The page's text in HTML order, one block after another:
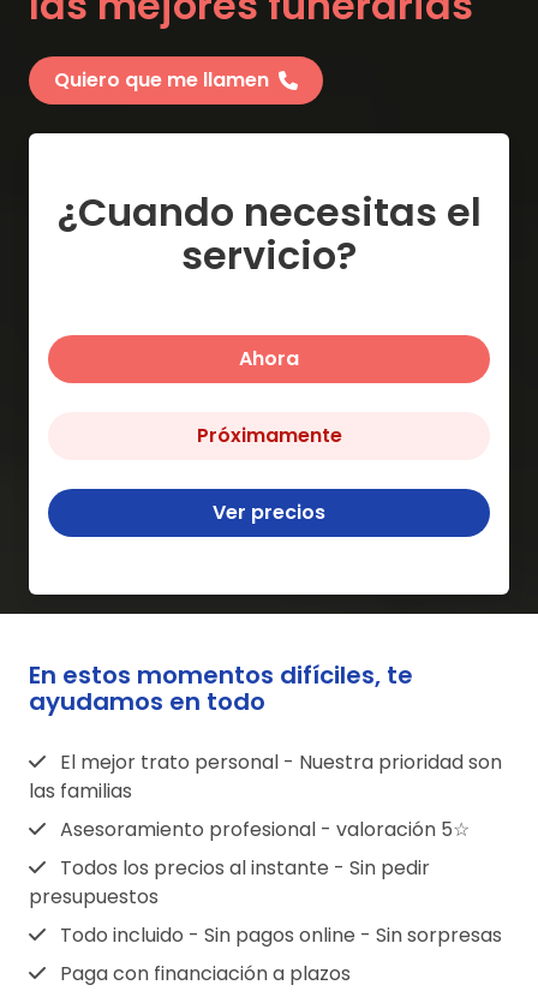
Quiero que me llamen
¿Cuando necesitas el
servicio?
Ahora
Próximamente
Ver precios
En estos momentos difíciles, te
ayudamos en todo
El mejor trato personal - Nuestra prioridad son
las familias
Asesoramiento profesional - valoración 5☆
Todos los precios al instante - Sin pedir
presupuestos
Todo incluido - Sin pagos online - Sin sorpresas
Paga con financiación a plazos